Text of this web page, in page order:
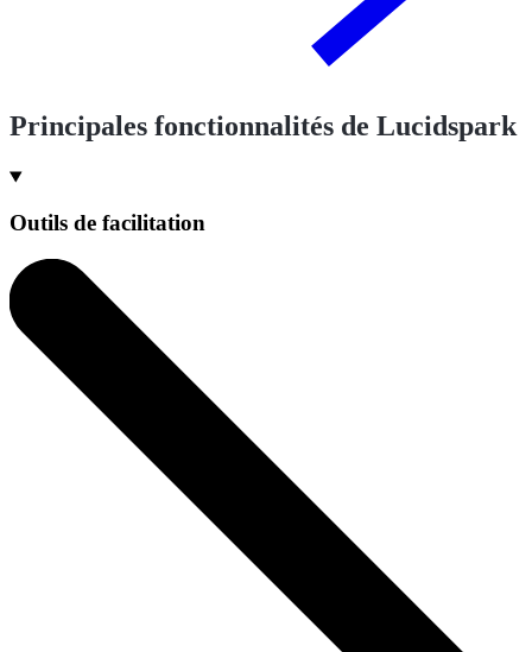
Principales fonctionnalités de Lucidspark
Outils de facilitation